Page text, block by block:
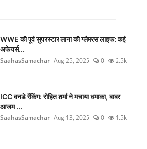
WWE की पूर्व सुपरस्टार लाना की ग्लैमरस लाइफ: कई
अफेयर्स...
SaahasSamachar Aug 25, 2025 0 2.5k
ICC वनडे रैंकिंग: रोहित शर्मा ने मचाया धमाका, बाबर
आजम ...
SaahasSamachar Aug 13, 2025 0 1.5k